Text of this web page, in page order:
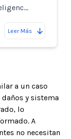
Leer Más
a un caso
y sistema
lo
A
no necesitan